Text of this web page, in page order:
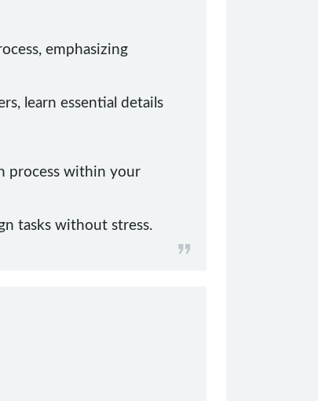
emphasizing
learn essential details
process within your
tasks without stress.